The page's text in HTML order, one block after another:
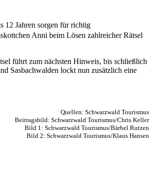
12 Jahren sorgen für richtig
Anni beim Lösen zahlreicher Rätsel
führt zum nächsten Hinweis, bis schließlich
Sasbachwalden lockt nun zusätzlich eine
Quellen: Schwarzwald Tourismus
Beitragsbild: Schwarzwald Tourismus/Chris Keller
Bild 1: Schwarzwald Tourismus/Bärbel Rutzen
Bild 2: Schwarzwald Tourismus/Klaus Hansen